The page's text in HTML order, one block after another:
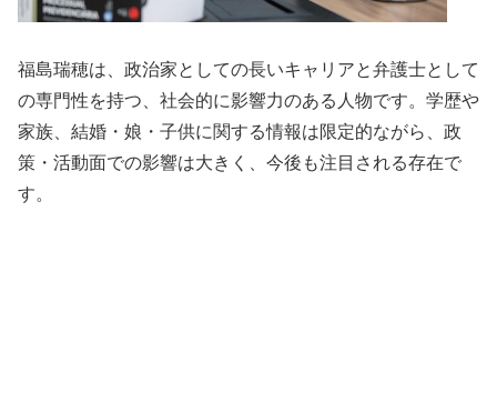
福島瑞穂は、政治家としての長いキャリアと弁護士として
の専門性を持つ、社会的に影響力のある人物です。学歴や
家族、結婚・娘・子供に関する情報は限定的ながら、政
策・活動面での影響は大きく、今後も注目される存在で
す。